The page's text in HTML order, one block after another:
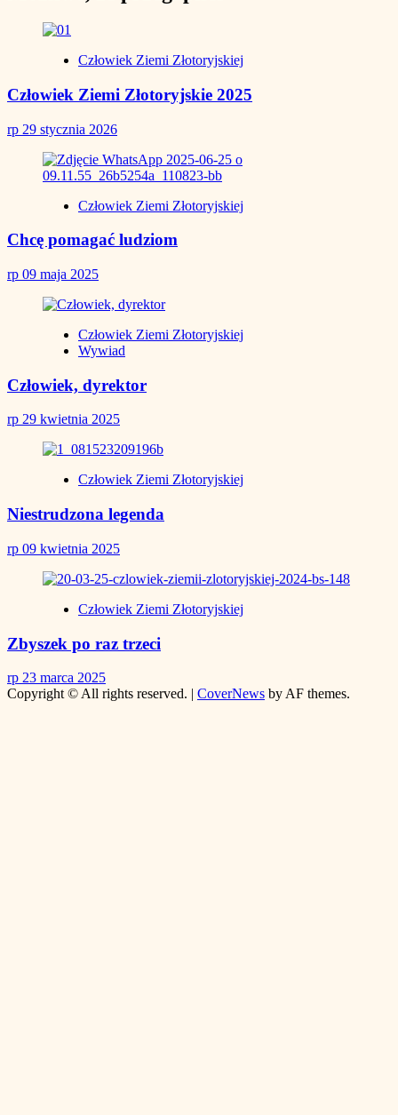
Człowiek Ziemi Złotoryjskiej
Człowiek Ziemi Złotoryjskie 2025
rp 29 stycznia 2026
Człowiek Ziemi Złotoryjskiej
Chcę pomagać ludziom
rp 09 maja 2025
Człowiek Ziemi Złotoryjskiej
Wywiad
Człowiek, dyrektor
rp 29 kwietnia 2025
Człowiek Ziemi Złotoryjskiej
Niestrudzona legenda
rp 09 kwietnia 2025
Człowiek Ziemi Złotoryjskiej
Zbyszek po raz trzeci
rp 23 marca 2025
Copyright © All rights reserved. | CoverNews by AF themes.